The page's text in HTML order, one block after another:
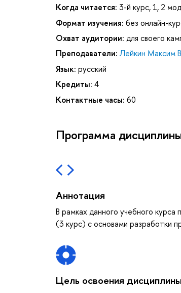
Когда читается: 3-й курс, 1, 2
Формат изучения: без онлайн-
Охват аудитории: для своего
Преподаватели: Лейкин Максим
Язык: русский
Кредиты: 4
Контактные часы: 60
Программа
Аннотация
В рамках данного учебного
(3 курс) с основами разработки
Цель освоения дисциплины